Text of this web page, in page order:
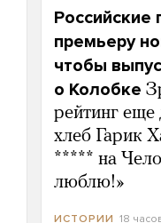
Российские
премьеру
чтобы
о Колобке
рейтинг
хлеб Гарик
***** на
люблю!»
ИСТОРИИ 18